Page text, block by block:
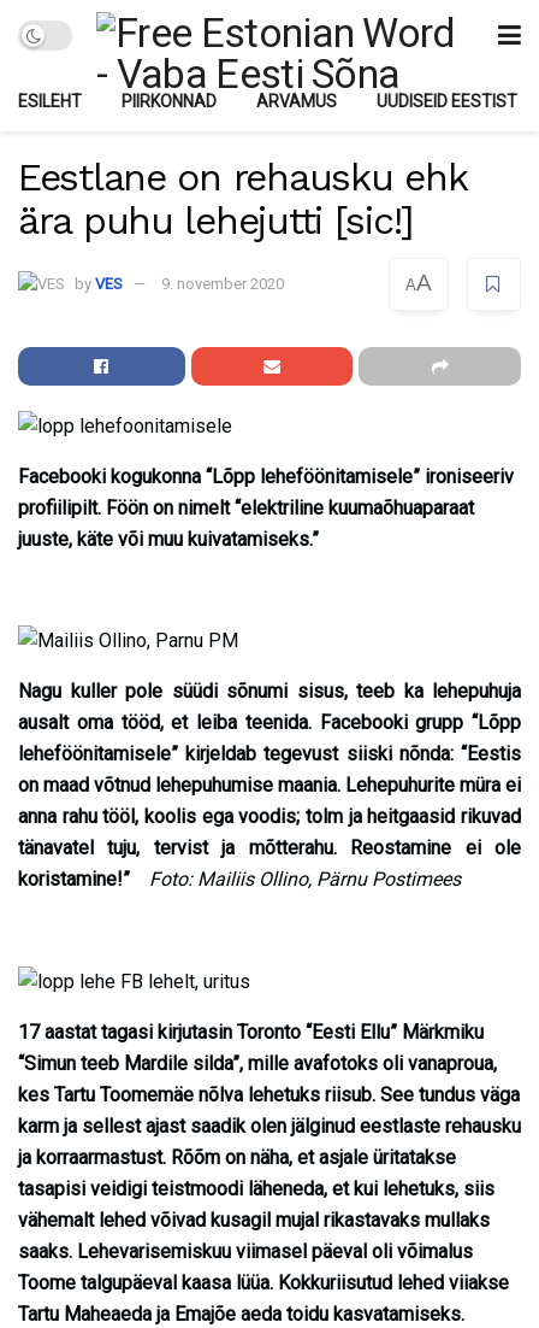
ESILEHT PIIRKONNAD ARVAMUS UUDISEID EESTIST
Eestlane on rehausku ehk
ära puhu lehejutti [sic!]
by VES 9. november 2020 AA
Facebooki kogukonna “Lõpp leheföönitamisele” ironiseeriv
profiilipilt. Föön on nimelt “elektriline kuumaõhuaparaat
juuste, käte või muu kuivatamiseks.”
Nagu kuller pole süüdi sõnumi sisus, teeb ka lehepuhuja
ausalt oma tööd, et leiba teenida. Facebooki grupp “Lõpp
leheföönitamisele” kirjeldab tegevust siiski nõnda: “Eestis
on maad võtnud lehepuhumise maania. Lehepuhurite müra ei
anna rahu tööl, koolis ega voodis; tolm ja heitgaasid rikuvad
tänavatel tuju, tervist ja mõtterahu. Reostamine ei ole
koristamine!”
Foto: Mailiis Ollino, Pärnu Postimees
17 aastat tagasi kirjutasin Toronto “Eesti Ellu” Märkmiku
“Simun teeb Mardile silda”, mille avafotoks oli vanaproua,
kes Tartu Toomemäe nõlva lehetuks riisub. See tundus väga
karm ja sellest ajast saadik olen jälginud eestlaste rehausku
ja korraarmastust. Rõõm on näha, et asjale üritatakse
tasapisi veidigi teistmoodi läheneda, et kui lehetuks, siis
vähemalt lehed võivad kusagil mujal rikastavaks mullaks
saaks. Lehevarisemiskuu viimasel päeval oli võimalus
Toome talgupäeval kaasa lüüa. Kokkuriisutud lehed viiakse
Tartu Maheaeda ja Emajõe aeda toidu kasvatamiseks.